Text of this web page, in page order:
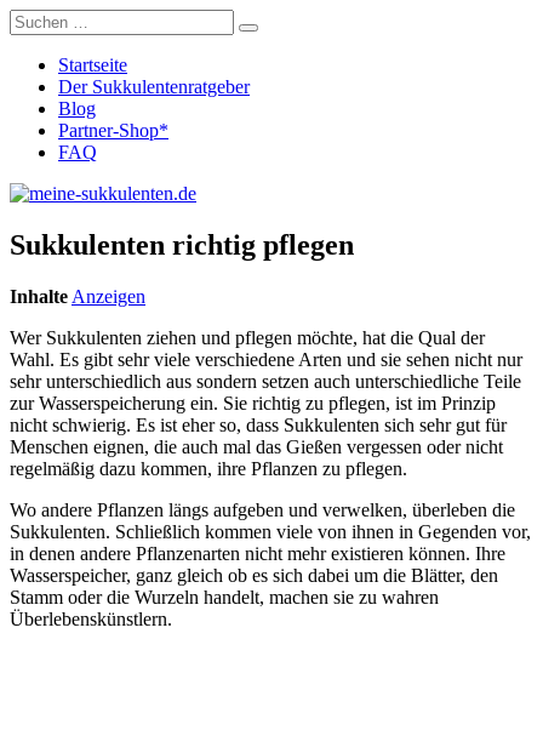
Startseite
Der Sukkulentenratgeber
Blog
Partner-Shop*
FAQ
Sukkulenten richtig pflegen
Inhalte Anzeigen
Wer Sukkulenten ziehen und pflegen möchte, hat die Qual der
Wahl. Es gibt sehr viele verschiedene Arten und sie sehen nicht nur
sehr unterschiedlich aus sondern setzen auch unterschiedliche Teile
zur Wasserspeicherung ein. Sie richtig zu pflegen, ist im Prinzip
nicht schwierig. Es ist eher so, dass Sukkulenten sich sehr gut für
Menschen eignen, die auch mal das Gießen vergessen oder nicht
regelmäßig dazu kommen, ihre Pflanzen zu pflegen.
Wo andere Pflanzen längs aufgeben und verwelken, überleben die
Sukkulenten. Schließlich kommen viele von ihnen in Gegenden vor,
in denen andere Pflanzenarten nicht mehr existieren können. Ihre
Wasserspeicher, ganz gleich ob es sich dabei um die Blätter, den
Stamm oder die Wurzeln handelt, machen sie zu wahren
Überlebenskünstlern.